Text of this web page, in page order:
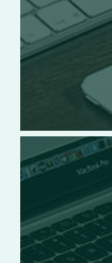
完全个性化
全稳定的技术